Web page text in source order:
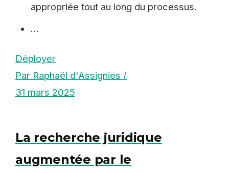
appropriée tout au long du processus.
…
Déployer
Par Raphaël d'Assignies /
31 mars 2025
La recherche juridique
augmentée par le